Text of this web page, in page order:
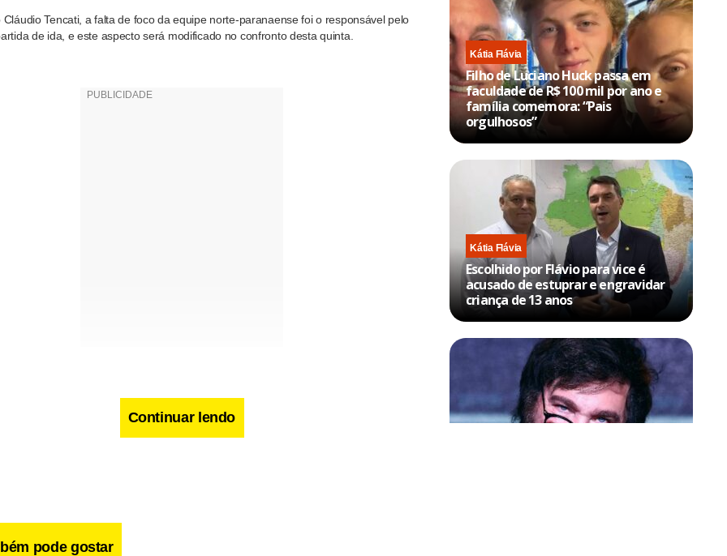
Cláudio Tencati, a falta de foco da equipe norte-paranaense foi o responsável pelo
de ida, e este aspecto será modificado no confronto desta quinta.
e a precisão. Jogo decisivo, de mata-mata, tem que ter a precisão, isso pode
o time tem que estar em um dia inspiradíssimo”, afirmou.
Continuar lendo
pode gostar
Kátia Flávia
Filho de Luciano Huck passa em
faculdade de R$ 100 mil por ano e
família comemora: “Pais
orgulhosos”
Kátia Flávia
Escolhido por Flávio para vice é
acusado de estuprar e engravidar
criança de 13 anos